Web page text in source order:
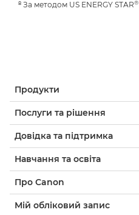
⁸ За методом US ENERGY STAR®
Продукти
Послуги та рішення
Довідка та підтримка
Навчання та освіта
Про Canon
Мій обліковий запис